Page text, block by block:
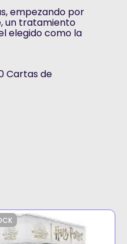
empezando por
un tratamiento
elegido como la
Cartas de